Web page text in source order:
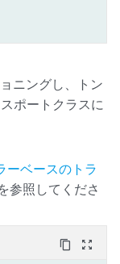
ニングし、トン
ポートクラスに
ーベースのトラ
参照してくださ
content_copy zoom_out_map